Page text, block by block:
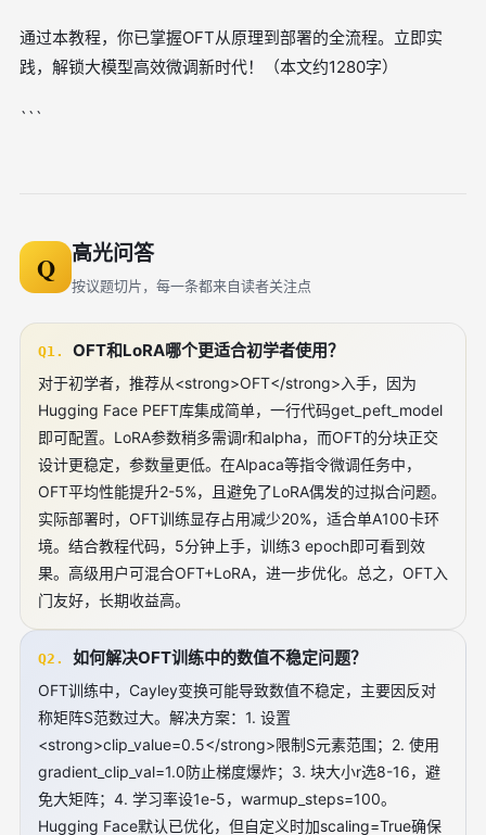
通过本教程，你已掌握OFT从原理到部署的全流程。立即实
践，解锁大模型高效微调新时代！（本文约1280字）
```
Q 高光问答
按议题切片，每一条都来自读者关注点
Q1. OFT和LoRA哪个更适合初学者使用？
对于初学者，推荐从<strong>OFT</strong>入手，因为
Hugging Face PEFT库集成简单，一行代码get_peft_model
即可配置。LoRA参数稍多需调r和alpha，而OFT的分块正交
设计更稳定，参数量更低。在Alpaca等指令微调任务中，
OFT平均性能提升2-5%，且避免了LoRA偶发的过拟合问题。
实际部署时，OFT训练显存占用减少20%，适合单A100卡环
境。结合教程代码，5分钟上手，训练3 epoch即可看到效
果。高级用户可混合OFT+LoRA，进一步优化。总之，OFT入
门友好，长期收益高。
Q2. 如何解决OFT训练中的数值不稳定问题？
OFT训练中，Cayley变换可能导致数值不稳定，主要因反对
称矩阵S范数过大。解决方案：1. 设置
<strong>clip_value=0.5</strong>限制S元素范围；2. 使用
gradient_clip_val=1.0防止梯度爆炸；3. 块大小r选8-16，避
免大矩阵；4. 学习率设1e-5，warmup_steps=100。
Hugging Face默认已优化，但自定义时加scaling=True确保